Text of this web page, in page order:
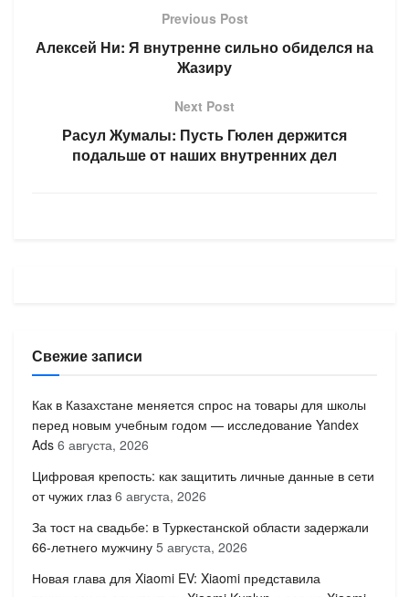
Previous Post
Алексей Ни: Я внутренне сильно обиделся на
Жазиру
Next Post
Расул Жумалы: Пусть Гюлен держится
подальше от наших внутренних дел
Свежие записи
Как в Казахстане меняется спрос на товары для школы
перед новым учебным годом — исследование Yandex
Ads 6 августа, 2026
Цифровая крепость: как защитить личные данные в сети
от чужих глаз 6 августа, 2026
За тост на свадьбе: в Туркестанской области задержали
66-летнего мужчину 5 августа, 2026
Новая глава для Xiaomi EV: Xiaomi представила